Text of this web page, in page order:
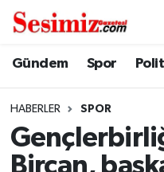
Gündem Spor
HABERLER SPOR
Bircan,
Dünya
Ekonomi
Nöbetçi Eczaneler
Namaz Vakitleri